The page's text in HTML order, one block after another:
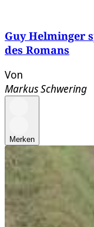
Guy Helminger
des Romans
Von
Markus Schwering
Merken